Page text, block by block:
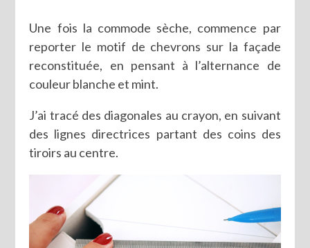
Une fois la commode sèche, commence par
reporter le motif de chevrons sur la façade
reconstituée, en pensant à l’alternance de
couleur blanche et mint.
J’ai tracé des diagonales au crayon, en suivant
des lignes directrices partant des coins des
tiroirs au centre.